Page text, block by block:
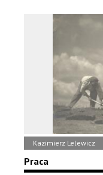
Kazimierz Lelewicz
Praca